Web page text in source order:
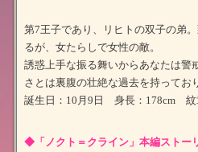
第7王子であり、リヒトの双子の弟
るが、女たらしで女性の敵。
誘惑上手な振る舞いからあなたは警
さとは裏腹の壮絶な過去を持って
誕生日：10月9日 身長：178cm 紋
◆「ノクト＝クライン」本編ストー